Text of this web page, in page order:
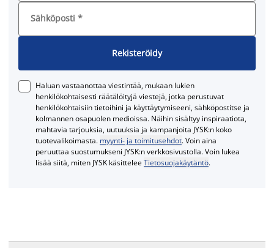
Sähköposti *
Rekisteröidy
Haluan vastaanottaa viestintää, mukaan lukien
henkilökohtaisesti räätälöityjä viestejä, jotka perustuvat
henkilökohtaisiin tietoihini ja käyttäytymiseeni, sähköpostitse ja
kolmannen osapuolen medioissa. Näihin sisältyy inspiraatiota,
mahtavia tarjouksia, uutuuksia ja kampanjoita JYSK:n koko
tuotevalikoimasta. myynti- ja toimitusehdot. Voin aina
peruuttaa suostumukseni JYSK:n verkkosivustolla. Voin lukea
lisää siitä, miten JYSK käsitteleeTietosuojakäytäntö.